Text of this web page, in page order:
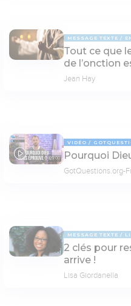
MESSAGE TEXTE
Tout ce que
de l’onction
Jean Hay
05:00
VIDÉO
Pourquoi
GotQuestions.org-
MESSAGE TEXTE
2 clés pour
arrive !
Lisa Giordanella